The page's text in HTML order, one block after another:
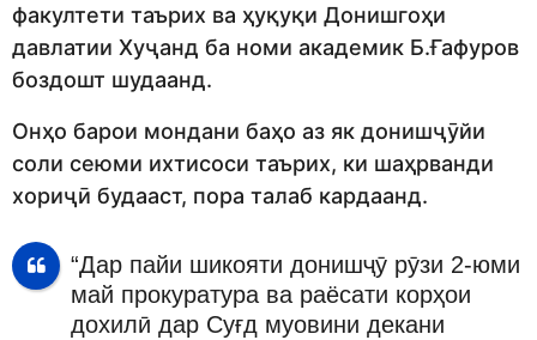
факултети таърих ва ҳуқуқи Донишгоҳи
давлатии Хуҷанд ба номи академик Б.Ғафуров
боздошт шудаанд.
Онҳо барои мондани баҳо аз як донишҷӯйи
соли сеюми ихтисоси таърих, ки шаҳрванди
хориҷӣ будааст, пора талаб кардаанд.
“Дар пайи шикояти донишҷӯ рӯзи 2-юми
май прокуратура ва раёсати корҳои
дохилӣ дар Суғд муовини декани